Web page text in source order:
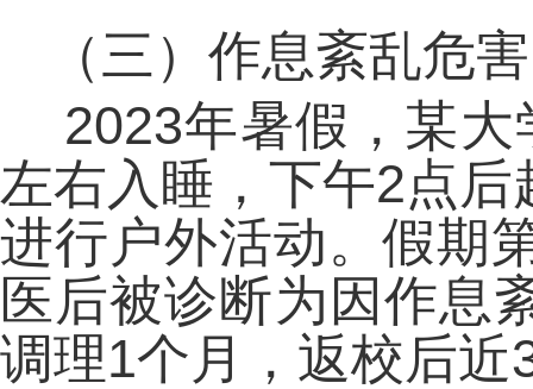
（三）作息紊乱危害
2023年暑假，某
左右入睡，下午2点
进行户外活动。假期
医后被诊断为因作息
调理1个月，返校后